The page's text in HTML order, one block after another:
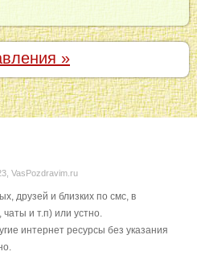
»
VasPozdravim.ru
друзей и близких по смс, в
и т.п) или устно.
интернет ресурсы без указания